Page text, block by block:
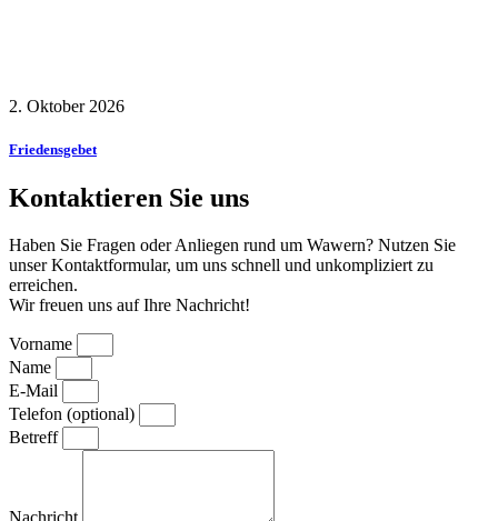
2. Oktober 2026
Friedensgebet
Kontaktieren Sie uns
Haben Sie Fragen oder Anliegen rund um Wawern? Nutzen Sie
unser Kontaktformular, um uns schnell und unkompliziert zu
erreichen.
Wir freuen uns auf Ihre Nachricht!
Vorname
Name
E-Mail
Telefon (optional)
Betreff